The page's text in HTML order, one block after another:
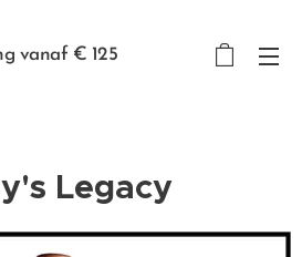
vanaf € 125
Legacy